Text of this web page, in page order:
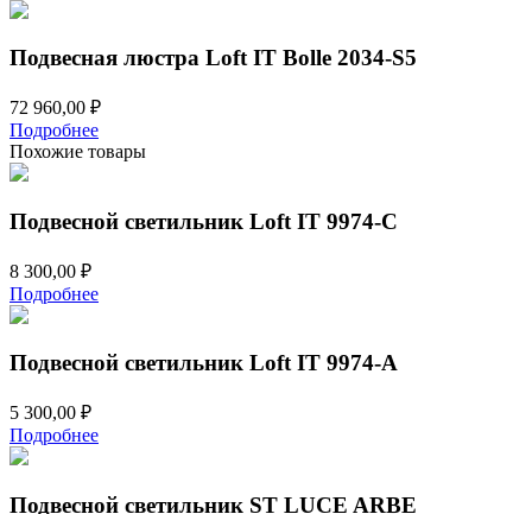
Подвесная люстра Loft IT Bolle 2034-S5
72 960,00 ₽
Подробнее
Похожие товары
Подвесной светильник Loft IT 9974-C
8 300,00 ₽
Подробнее
Подвесной светильник Loft IT 9974-A
5 300,00 ₽
Подробнее
Подвесной светильник ST LUCE ARBE